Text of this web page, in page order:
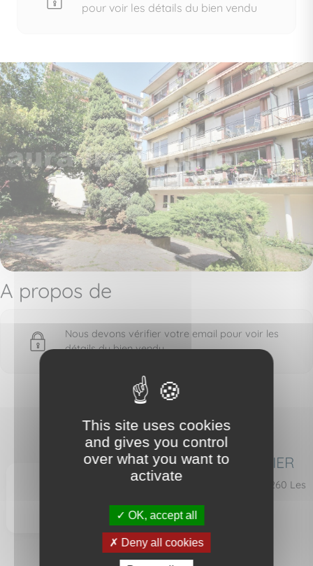
pour voir les détails du bien vendu
A propos de
Nous devons vérifier votre email pour voir les
détails du bien vendu
AURA IMMOBILIER
44 rue de Paris - 93260 Les
This site uses cookies
and gives you control
over what you want to
activate
OK, accept all
Deny all cookies